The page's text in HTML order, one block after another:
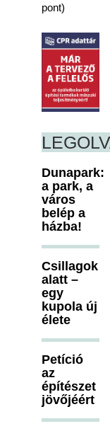
pont)
Dunapark:
a park, a
város
belép a
házba!
Csillagok
alatt –
egy
kupola új
élete
Petíció
az
építészet
jövőjéért